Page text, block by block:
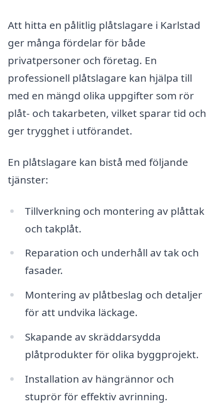
Att hitta en pålitlig plåtslagare i Karlstad
ger många fördelar för både
privatpersoner och företag. En
professionell plåtslagare kan hjälpa till
med en mängd olika uppgifter som rör
plåt- och takarbeten, vilket sparar tid och
ger trygghet i utförandet.
En plåtslagare kan bistå med följande
tjänster:
Tillverkning och montering av plåttak
och takplåt.
Reparation och underhåll av tak och
fasader.
Montering av plåtbeslag och detaljer
för att undvika läckage.
Skapande av skräddarsydda
plåtprodukter för olika byggprojekt.
Installation av hängrännor och
stuprör för effektiv avrinning.